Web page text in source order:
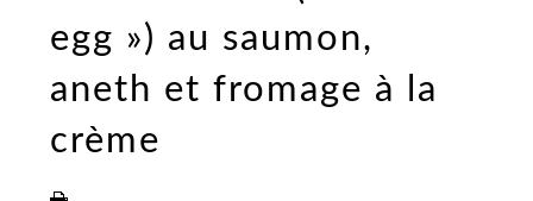
egg ») au saumon,
aneth et fromage à la
crème